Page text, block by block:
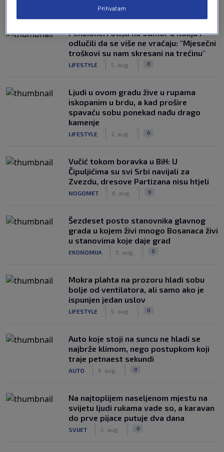
Penzioneri otišli na odmor u Italiju i
odlučili da se više ne vraćaju: "Mjesečni
troškovi su nam skresani na trećinu"
LIFESTYLE 5. aug. 0
Ljudi u ovom gradu žive u rupama
iskopanim u brdu, a kad prošire
spavaću sobu ponekad nađu drago
kamenje
LIFESTYLE 2. aug. 0
Vučić tokom boravka u BiH: U
Čipuljićima su svi Srbi navijali za
Zvezdu, dresove Partizana nisu htjeli
NOGOMET 6. aug. 0
Šezdeset posto stanovnika glavnog
grada u kojem živi mnogo Bosanaca živi
u stanovima koje daje grad
EKONOMIJA 5. aug. 0
Mokra plahta na prozoru hladi sobu
bolje od ventilatora, ali samo ako je
ispunjen jedan uslov
LIFESTYLE 5. aug. 0
Auto koje stoji na suncu ne hladi se
najbrže klimom, nego postupkom koji
traje petnaest sekundi
AUTO 6. aug. 0
Na najtoplijem naseljenom mjestu na
svijetu ljudi rukama vade so, a karavan
do prve pijace putuje dva dana
SVIJET 5. aug. 0
Prihvatam